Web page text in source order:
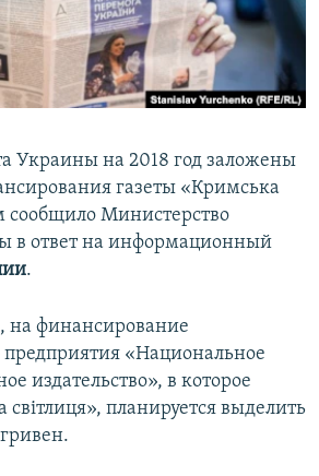
Украины на 2018 год заложены
газеты «Кримська
сообщило Министерство
в ответ на информационный
.
на финансирование
предприятия «Национальное
издательство», в которое
планируется выделить